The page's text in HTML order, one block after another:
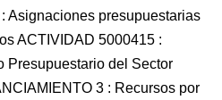
Asignaciones presupuestarias
ACTIVIDAD 5000415 :
Presupuestario del Sector
3 : Recursos por